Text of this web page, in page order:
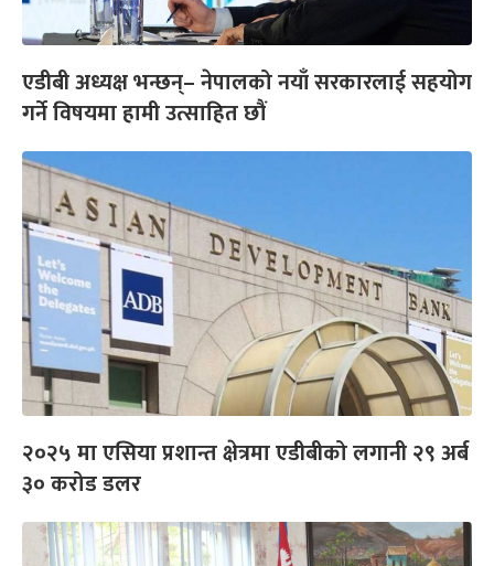
एडीबी अध्यक्ष भन्छन्– नेपालको नयाँ सरकारलाई सहयोग
गर्ने विषयमा हामी उत्साहित छौं
२०२५ मा एसिया प्रशान्त क्षेत्रमा एडीबीको लगानी २९ अर्ब
३० करोड डलर